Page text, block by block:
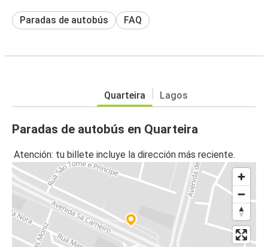
Paradas de autobús FAQ
Quarteira Lagos
Paradas de autobús en Quarteira
Atención: tu billete incluye la dirección más reciente.